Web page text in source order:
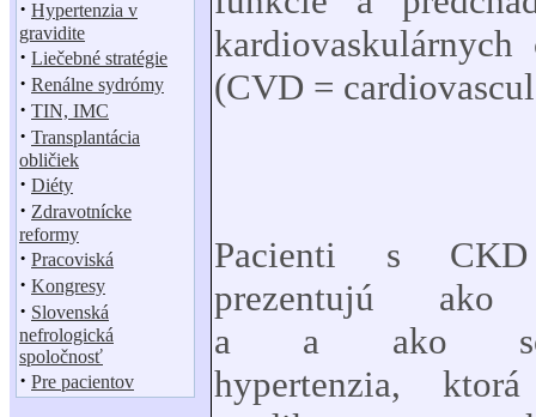
· Hypertenzia v
gravidite
· Liečebné stratégie
· Renálne sydrómy
· TIN, IMC
· Transplantácia
obličiek
· Diéty
· Zdravotnícke
reformy
· Pracoviská
· Kongresy
· Slovenská
nefrologická
spoločnosť
· Pre pacientov
(CVD =
Pacienti s
prezentujú ako
a a ako so?-
hypertenzia,